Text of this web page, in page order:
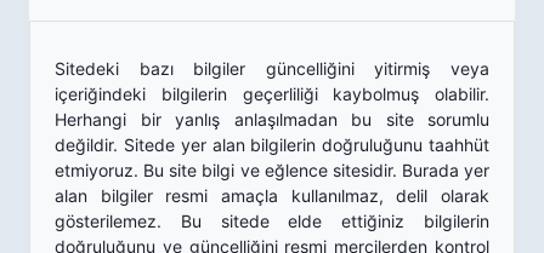
Sitedeki bazı bilgiler güncelliğini yitirmiş veya
içeriğindeki bilgilerin geçerliliği kaybolmuş olabilir.
Herhangi bir yanlış anlaşılmadan bu site sorumlu
değildir. Sitede yer alan bilgilerin doğruluğunu taahhüt
etmiyoruz. Bu site bilgi ve eğlence sitesidir. Burada yer
alan bilgiler resmi amaçla kullanılmaz, delil olarak
gösterilemez. Bu sitede elde ettiğiniz bilgilerin
doğruluğunu ve güncelliğini resmi mercilerden kontrol